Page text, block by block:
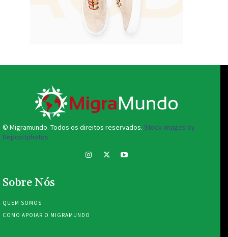
© Migramundo. Todos os direitos reservados. Stock images by
Depositphotos.
Sobre Nós
QUEM SOMOS
COMO APOIAR O MIGRAMUNDO